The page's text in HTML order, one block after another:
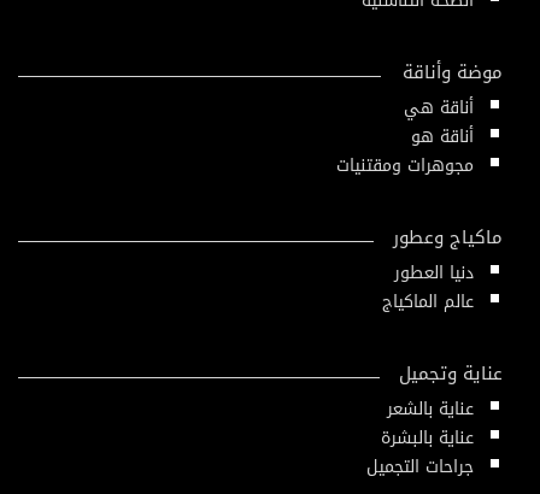
موضة وأناقة
أناقة هي
أناقة هو
مجوهرات ومقتنيات
ماكياج وعطور
دنيا العطور
عالم الماكياج
عناية وتجميل
عناية بالشعر
عناية بالبشرة
جراحات التجميل